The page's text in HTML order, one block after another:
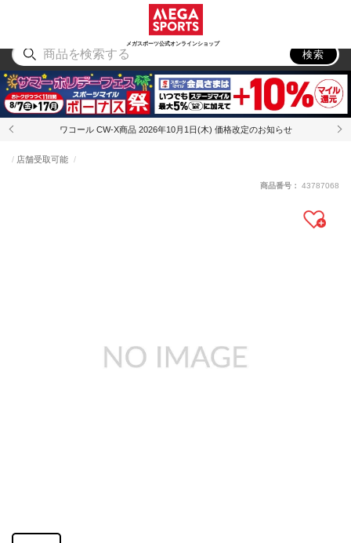
メガスポーツ公式オンラインショップ
アウトドア
検索
ワコール CW-X商品 2026年10月1日(木) 価格改定のお知らせ
店舗受取可能
商品番号： 43787068